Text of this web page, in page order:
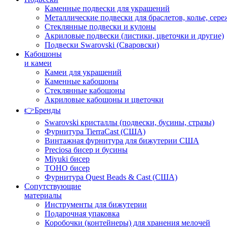
Каменные подвески для украшений
Металлические подвески для браслетов, колье,
Стеклянные подвески и кулоны
Акриловые подвески (листики, цветочки и другие)
Подвески Swarovski (Сваровски)
Кабошоны
и камеи
Камеи для украшений
Каменные кабошоны
Стеклянные кабошоны
Акриловые кабошоны и цветочки
👉Бренды
Swarovski кристаллы (подвески, бусины, стразы)
Фурнитура TierraCast (США)
Винтажная фурнитура для бижутерии США
Preciosa бисер и бусины
Miyuki бисер
TOHO бисер
Фурнитура Quest Beads & Cast (США)
Сопутствующие
материалы
Инструменты для бижутерии
Подарочная упаковка
Коробочки (контейнеры) для хранения мелочей